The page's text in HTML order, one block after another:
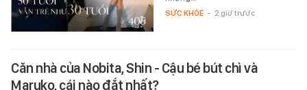
SỨC KHỎE - 2 giờ trước
Căn nhà của Nobita, Shin - Cậu bé bút chì và
Maruko, cái nào đắt nhất?